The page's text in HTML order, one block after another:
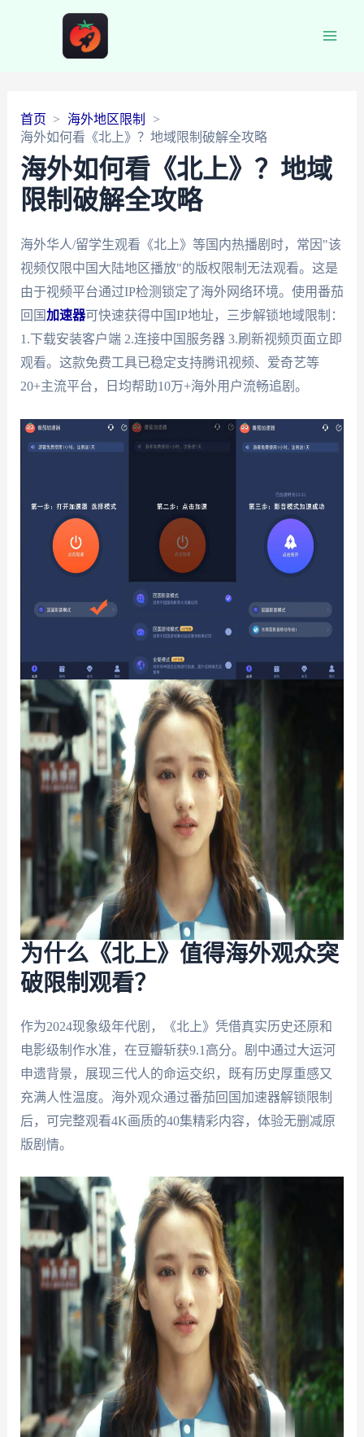
首页
海外地区限制
海外如何看《北上》？地域限制破解全攻略
海外如何看《北上》？地域
限制破解全攻略
海外华人/留学生观看《北上》等国内热播剧时，常因"该
视频仅限中国大陆地区播放"的版权限制无法观看。这是
由于视频平台通过IP检测锁定了海外网络环境。使用番茄
回国加速器可快速获得中国IP地址，三步解锁地域限制：
1.下载安装客户端 2.连接中国服务器 3.刷新视频页面立即
观看。这款免费工具已稳定支持腾讯视频、爱奇艺等
20+主流平台，日均帮助10万+海外用户流畅追剧。
为什么《北上》值得海外观众突
破限制观看？
作为2024现象级年代剧，《北上》凭借真实历史还原和
电影级制作水准，在豆瓣斩获9.1高分。剧中通过大运河
申遗背景，展现三代人的命运交织，既有历史厚重感又
充满人性温度。海外观众通过番茄回国加速器解锁限制
后，可完整观看4K画质的40集精彩内容，体验无删减原
版剧情。